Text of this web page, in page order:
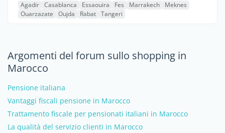
Agadir Casablanca Essaouira Fes Marrakech
Meknes
Ouarzazate
Oujda Rabat Tangeri
Argomenti del forum sullo shopping in
Marocco
Pensione italiana
Vantaggi fiscali pensione in Marocco
Trattamento fiscale per pensionati italiani in Marocco
La qualità del servizio clienti in Marocco